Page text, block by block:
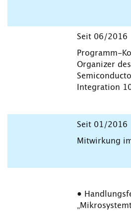
Seit 06/2016
Programm-
Organizer des
Integration
Seit 01/2016
Mitwirkung im
•